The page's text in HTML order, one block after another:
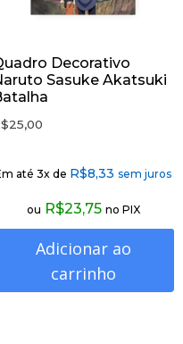
Decorativo
Sasuke Akatsuki
25,00
até 3x de R$8,33 sem juros
ou R$23,75 no PIX
Adicionar ao
carrinho